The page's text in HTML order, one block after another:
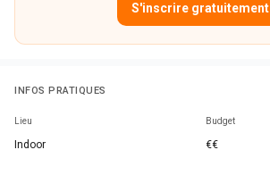
S'inscrire gratuitement
INFOS PRATIQUES
Lieu
Indoor
Budget
€€